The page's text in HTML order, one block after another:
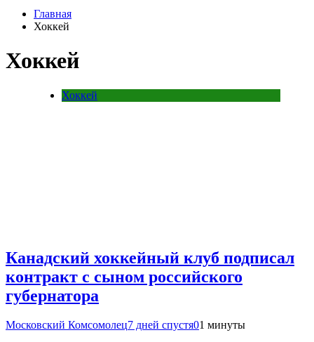
Главная
Хоккей
Хоккей
Хоккей
Канадский хоккейный клуб подписал
контракт с сыном российского
губернатора
Московский Комсомолец7 дней спустя01 минуты